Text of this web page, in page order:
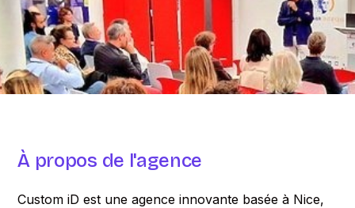
À propos de l'agence
Custom iD est une agence innovante basée à Nice,